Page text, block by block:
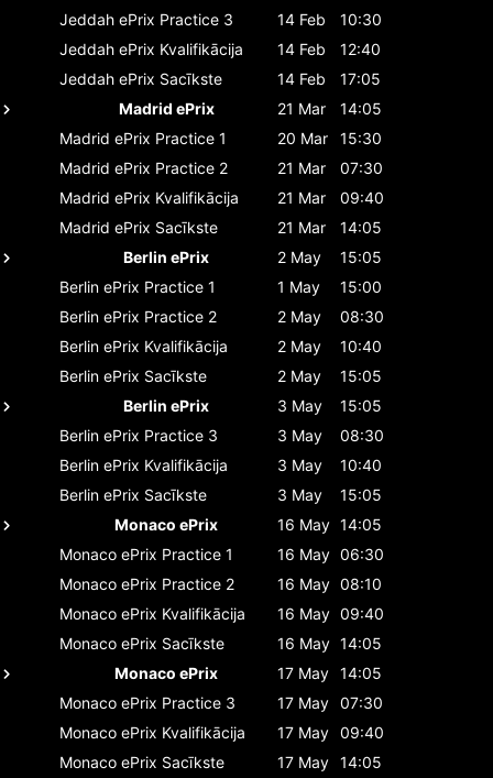
Jeddah ePrix Practice 3 14 Feb
10:30
Jeddah ePrix Kvalifikācija 14 Feb
12:40
Jeddah ePrix Sacīkste 14 Feb
17:05
Madrid ePrix
21 Mar
14:05
Madrid ePrix Practice 1 20 Mar
15:30
Madrid ePrix Practice 2 21 Mar
07:30
Madrid ePrix Kvalifikācija 21 Mar
09:40
Madrid ePrix Sacīkste 21 Mar
14:05
Berlin ePrix
2 May
15:05
Berlin ePrix Practice 1 1 May
15:00
Berlin ePrix Practice 2 2 May
08:30
Berlin ePrix Kvalifikācija 2 May
10:40
Berlin ePrix Sacīkste 2 May
15:05
Berlin ePrix
3 May
15:05
Berlin ePrix Practice 3 3 May
08:30
Berlin ePrix Kvalifikācija 3 May
10:40
Berlin ePrix Sacīkste 3 May
15:05
Monaco ePrix
16 May 14:05
Monaco ePrix Practice 1 16 May 06:30
Monaco ePrix Practice 2 16 May 08:10
Monaco ePrix Kvalifikācija 16 May 09:40
Monaco ePrix Sacīkste 16 May 14:05
Monaco ePrix
17 May 14:05
Monaco ePrix Practice 3 17 May 07:30
Monaco ePrix Kvalifikācija 17 May 09:40
Monaco ePrix Sacīkste 17 May 14:05